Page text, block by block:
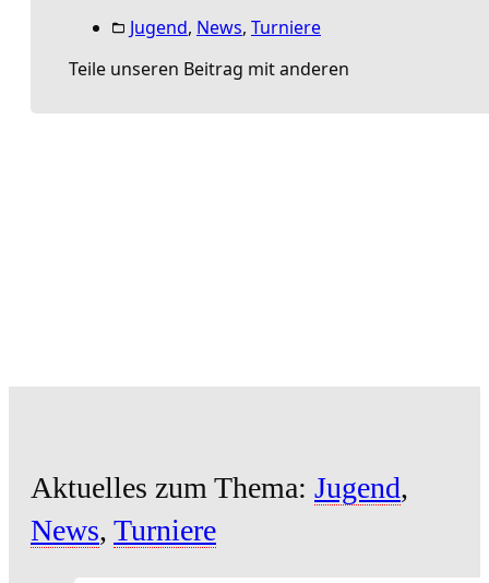
Jugend, News, Turniere
Teile unseren Beitrag mit anderen
Aktuelles zum Thema: Jugend,
News, Turniere